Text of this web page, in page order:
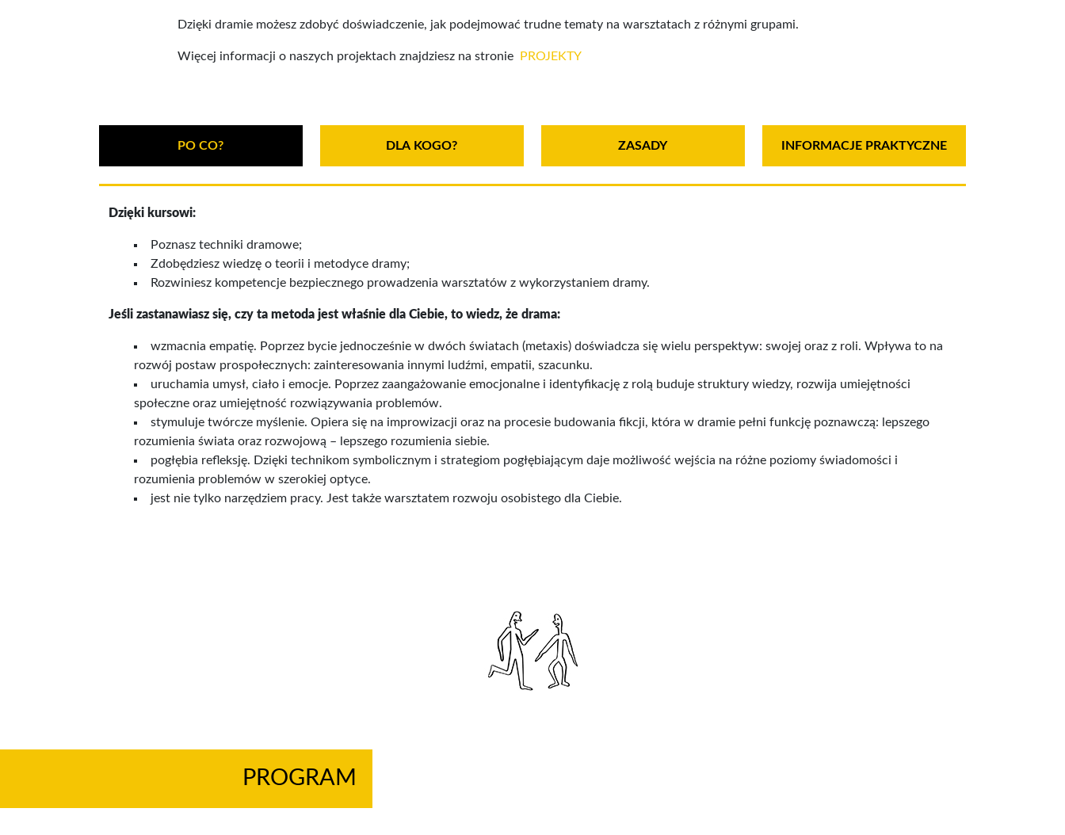
Dzięki dramie możesz zdobyć doświadczenie, jak podejmować trudne tematy na warsztatach z różnymi grupami.
Więcej informacji o naszych projektach znajdziesz na stronie PROJEKTY
PO CO? DLA KOGO? ZASADY INFORMACJE PRAKTYCZNE
Dzięki kursowi:
Poznasz techniki dramowe;
Zdobędziesz wiedzę o teorii i metodyce dramy;
Rozwiniesz kompetencje bezpiecznego prowadzenia warsztatów z wykorzystaniem dramy.
Jeśli zastanawiasz się, czy ta metoda jest właśnie dla Ciebie, to wiedz, że drama:
wzmacnia empatię. Poprzez bycie jednocześnie w dwóch światach (metaxis) doświadcza się wielu perspektyw: swojej oraz z roli. Wpływa to na
rozwój postaw prospołecznych: zainteresowania innymi ludźmi, empatii, szacunku.
uruchamia umysł, ciało i emocje. Poprzez zaangażowanie emocjonalne i identyfikację z rolą buduje struktury wiedzy, rozwija umiejętności
społeczne oraz umiejętność rozwiązywania problemów.
stymuluje twórcze myślenie. Opiera się na improwizacji oraz na procesie budowania fikcji, która w dramie pełni funkcję poznawczą: lepszego
rozumienia świata oraz rozwojową – lepszego rozumienia siebie.
pogłębia refleksję. Dzięki technikom symbolicznym i strategiom pogłębiającym daje możliwość wejścia na różne poziomy świadomości i
rozumienia problemów w szerokiej optyce.
jest nie tylko narzędziem pracy. Jest także warsztatem rozwoju osobistego dla Ciebie.
PROGRAM